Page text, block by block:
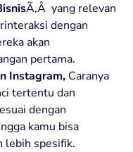
Ã‚Â yang relevan
dengan
akan
pertama.
Instagram, Caranya
tertentu dan
dengan
kamu bisa
lebih spesifik.